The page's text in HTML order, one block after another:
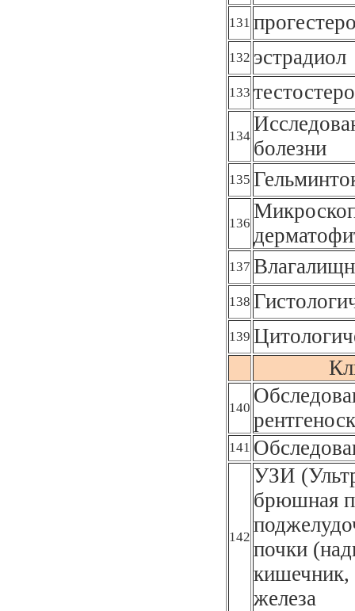
131
132 эстрадиол
133
134
болезни
135
136
137
138
139
140
141
142
УЗИ
брюшная
почки
кишечник,
железа